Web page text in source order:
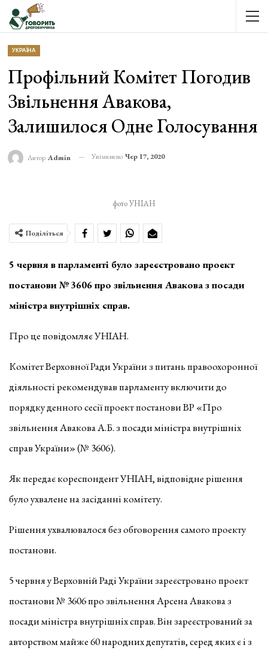
УКРАЇНА
Профільний Комітет Погодив
Звільнення Авакова,
Залишилося Одне Голосування
Автор Admin Увімкнено Чер 17, 2020
фото УНІАН
Поділіться
5 червня в парламенті було зареєстровано проект
постанови № 3606 про звільнення Авакова з посади
міністра внутрішніх справ.
Про це повідомляє УНІАН.
Комітет Верховної Ради України з питань правоохоронної
діяльності рекомендував парламенту включити до
порядку денного сесії проект постанови ВР «Про
звільнення Авакова А.Б. з посади міністра внутрішніх
справ України» (№ 3606).
Як передає кореспондент УНІАН, відповідне рішення
було ухвалене на засіданні комітету.
Рішення ухвалювалося без обговорення самого проекту
постанови.
5 червня у Верховній Раді України зареєстровано проект
постанови № 3606 про звільнення Арсена Авакова з
посади міністра внутрішніх справ. Він зареєстрований за
авторством майже 60 народних депутатів, серед яких є і з